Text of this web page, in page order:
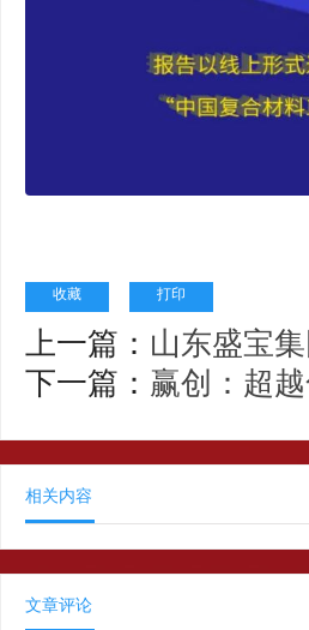
收藏 打印
上一篇： 山东盛宝集
下一篇： 赢创：超
相关内容
文章评论